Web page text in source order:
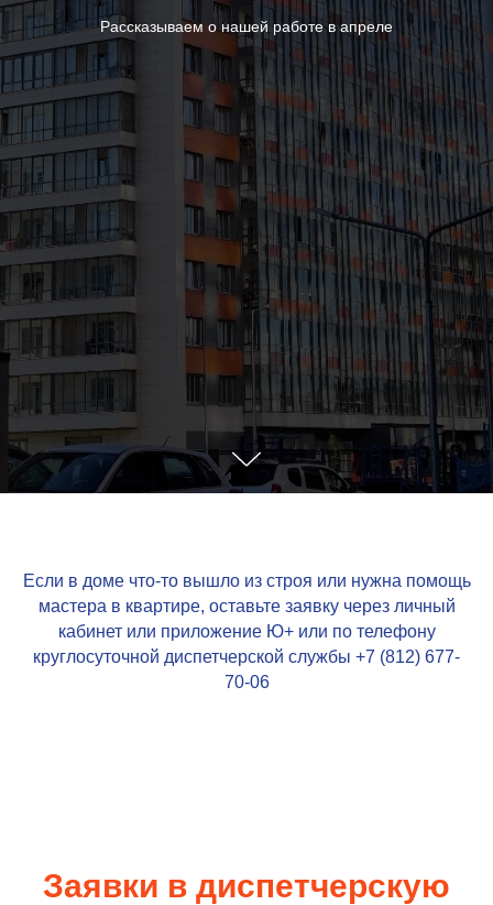
Рассказываем о нашей работе в апреле
Если в доме что-то вышло из строя или нужна помощь
мастера в квартире, оставьте заявку через личный
кабинет или приложение Ю+ или по телефону
круглосуточной диспетчерской службы +7 (812) 677-
70-06
Заявки в диспетчерскую